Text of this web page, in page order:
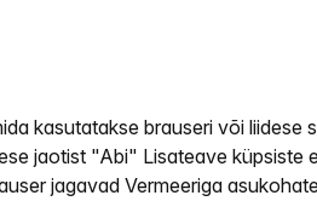
kasutatakse brauseri või liidese
jaotist "Abi" Lisateave küpsiste
jagavad Vermeeriga